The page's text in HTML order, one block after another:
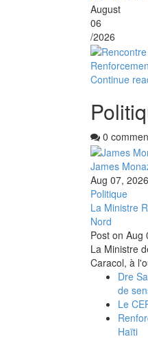
August
06
/2026
Continue
0
James
Aug 07, 2026
Politique
La Ministre
Nord
Post on Aug
La Ministre
Caracol, à
Dre
de
Le
Haïti